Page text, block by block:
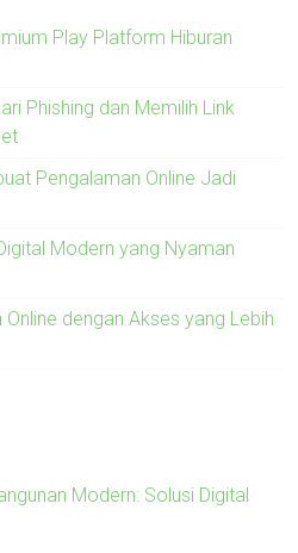
Play Platform Hiburan
Phishing dan Memilih Link
Pengalaman Online Jadi
Modern yang Nyaman
dengan Akses yang Lebih
Modern: Solusi Digital